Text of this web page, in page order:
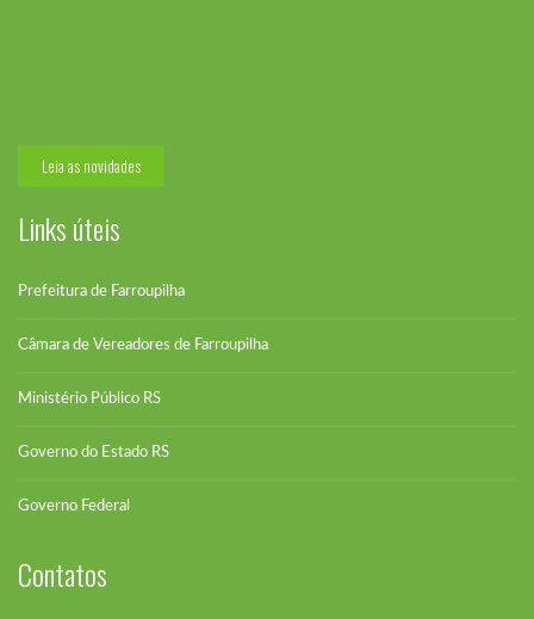
Leia as novidades
Links úteis
Prefeitura de Farroupilha
Câmara de Vereadores de Farroupilha
Ministério Público RS
Governo do Estado RS
Governo Federal
Contatos